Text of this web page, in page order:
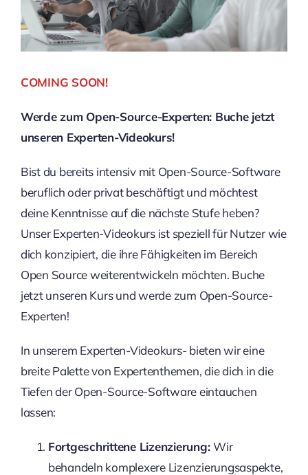
COMING SOON!
Werde zum Open-Source-Experten: Buche jetzt
unseren Experten-Videokurs!
Bist du bereits intensiv mit Open-Source-Software
beruflich oder privat beschäftigt und möchtest
deine Kenntnisse auf die nächste Stufe heben?
Unser Experten-Videokurs ist speziell für Nutzer wie
dich konzipiert, die ihre Fähigkeiten im Bereich
Open Source weiterentwickeln möchten. Buche
jetzt unseren Kurs und werde zum Open-Source-
Experten!
In unserem Experten-Videokurs- bieten wir eine
breite Palette von Expertenthemen, die dich in die
Tiefen der Open-Source-Software eintauchen
lassen:
Fortgeschrittene Lizenzierung:Wir
behandeln komplexere Lizenzierungsaspekte,